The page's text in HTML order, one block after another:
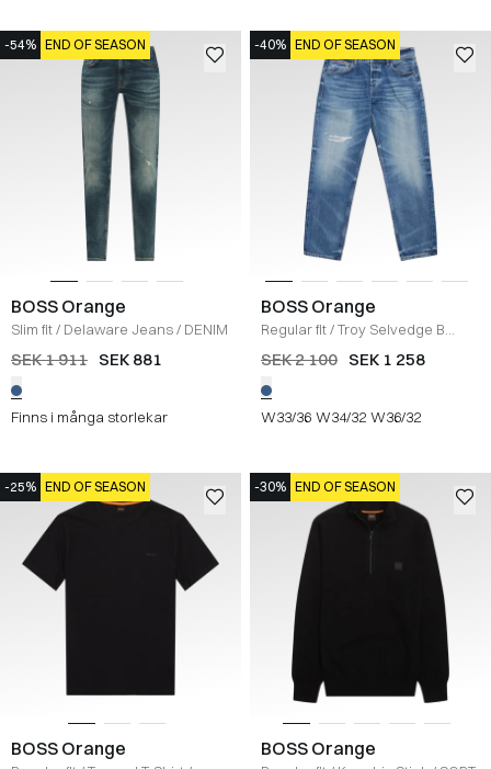
-54% END OF SEASON
BOSS Orange
Slim fit/ Delaware Jeans/ DENIM
SEK 1 911 SEK 881
Finns i många storlekar
-40% END OF SEASON
BOSS Orange
Regular fit/Troy Selvedge B
Jeans
DENIM
SEK 2 100 SEK 1 258
W33/36 W34/32 W36/32
-25% END OF SEASON
BOSS Orange
-30% END OF SEASON
BOSS Orange